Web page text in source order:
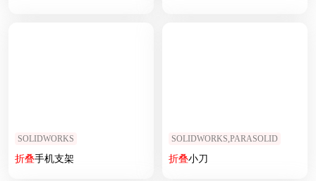
SOLIDWORKS
折叠手机支架
SOLIDWORKS,PARASOLID
折叠小刀